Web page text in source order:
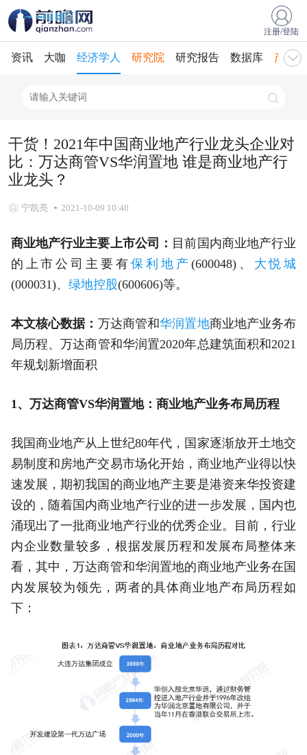
注册/登陆
资讯 大咖 经济学人 研究院 研究报告 数据库 产业
干货！2021年中国商业地产行业龙头企业对
比：万达商管VS华润置地 谁是商业地产行
业龙头？
宁凯亮 2021-10-09 10:40
商业地产行业主要上市公司： 目前国内商业地产行业
的上市公司主要有 保利地产 (600048)、 大悦城
(000031)、 绿地控股(600606)等。
本文核心数据： 万达商管和华润置地商业地产业务布
局历程、万达商管和华润置2020年总建筑面积和2021
年规划新增面积
1、万达商管VS华润置地：商业地产业务布局历程
我国商业地产从上世纪80年代，国家逐渐放开土地交
易制度和房地产交易市场化开始，商业地产业得以快
速发展，期初我国的商业地产主要是港资来华投资建
设的，随着国内商业地产行业的进一步发展，国内也
涌现出了一批商业地产行业的优秀企业。目前，行业
内企业数量较多，根据发展历程和发展布局整体来
看，其中，万达商管和华润置地的商业地产业务在国
内发展较为领先，两者的具体商业地产布局历程如
下：